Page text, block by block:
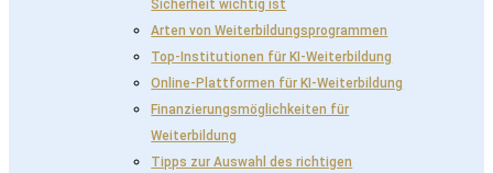
Sicherheit wichtig ist
Arten von Weiterbildungsprogrammen
Top-Institutionen für KI-Weiterbildung
Online-Plattformen für KI-Weiterbildung
Finanzierungsmöglichkeiten für
Weiterbildung
Tipps zur Auswahl des richtigen